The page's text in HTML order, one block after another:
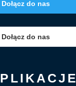
Dołącz do nas
Dołącz do nas